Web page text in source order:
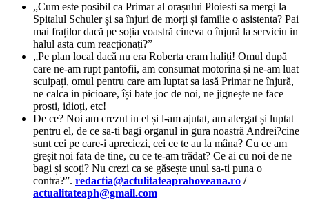
„Cum este posibil ca Primar al orașului Ploiesti sa mergi la
Spitalul Schuler și sa înjuri de morți și familie o asistenta? Pai
mai fraților dacă pe soția voastră cineva o înjură la serviciu in
halul asta cum reacționați?”
„Pe plan local dacă nu era Roberta eram haliți! Omul după
care ne-am rupt pantofii, am consumat motorina și ne-am luat
scuipați, omul pentru care am luptat sa iasă Primar ne înjură,
ne calca in picioare, își bate joc de noi, ne jignește ne face
prosti, idioți, etc!
De ce? Noi am crezut in el și l-am ajutat, am alergat și luptat
pentru el, de ce sa-ti bagi organul in gura noastră Andrei?cine
sunt cei pe care-i apreciezi, cei ce te au la mâna? Cu ce am
greșit noi fata de tine, cu ce te-am trădat? Ce ai cu noi de ne
bagi și scoți? Nu crezi ca se găsește unul sa-ti puna o
contra?”. redactia@actulitateaprahoveana.ro /
actualitateaph@gmail.com